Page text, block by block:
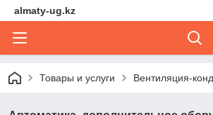
almaty-ug.kz
Товары и услуги Вентиляция-